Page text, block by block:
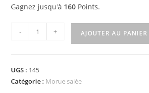
Gagnez jusqu'à 160 Points.
- + AJOUTER AU PANIER
UGS : 145
Catégorie : Morue salée